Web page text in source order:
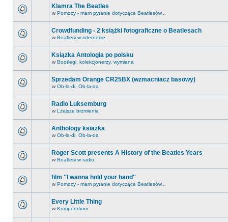
Klamra The Beatles
w Pomocy - mam pytanie dotyczące Beatlesów...
Crowdfunding - 2 książki fotograficzne o Beatlesach
w Beatlesi w internecie.
Ksiązka Antologia po polsku
w Bootlegi, kolekcjonerzy, wymiana
Sprzedam Orange CR25BX (wzmacniacz basowy)
w Ob-la-di, Ob-la-da
Radio Luksemburg
w Lżejsze brzmienia
Anthology ksiazka
w Ob-la-di, Ob-la-da
Roger Scott presents A History of the Beatles Years
w Beatlesi w radio.
film ''I wanna hold your hand''
w Pomocy - mam pytanie dotyczące Beatlesów...
Every Little Thing
w Kompendium